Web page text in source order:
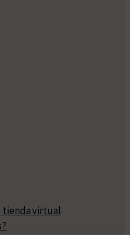
tienda virtual